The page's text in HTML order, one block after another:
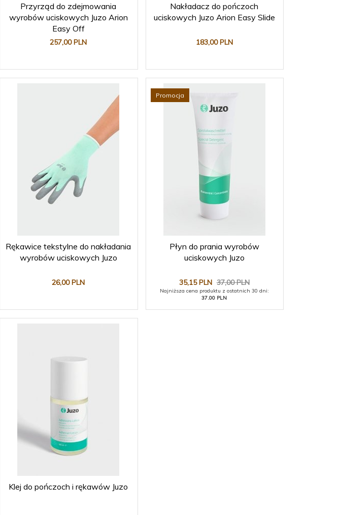
Przyrząd do zdejmowania
wyrobów uciskowych Juzo Arion
Easy Off
257,00 PLN
Nakładacz do pończoch
uciskowych Juzo Arion Easy Slide
183,00 PLN
Rękawice tekstylne do nakładania
wyrobów uciskowych Juzo
26,00 PLN
Promocja
Płyn do prania wyrobów
uciskowych Juzo
35,15 PLN 37,00 PLN
Najniższa cena produktu z ostatnich 30 dni:
37.00 PLN
Klej do pończoch i rękawów Juzo